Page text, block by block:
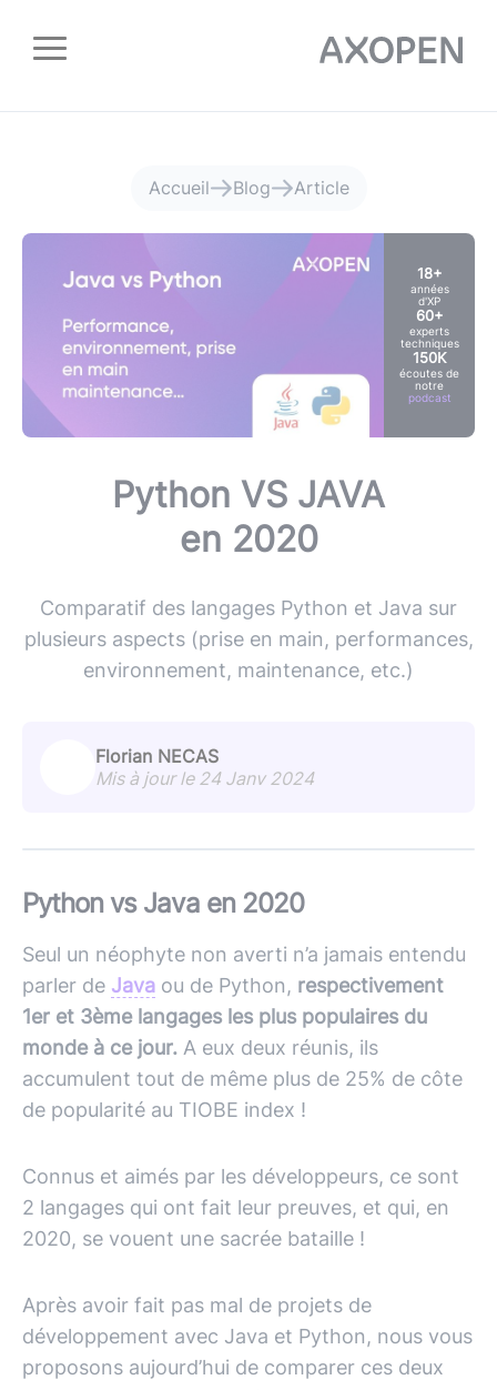
Accueil Blog Article
18+
années
d'XP
60+
experts
techniques
150K
écoutes de
notre
podcast
Python VS JAVA
en 2020
Comparatif des langages Python et Java sur
plusieurs aspects (prise en main, performances,
environnement, maintenance, etc.)
Florian NECAS
Mis à jour le 24 Janv 2024
Python vs Java en 2020
Seul un néophyte non averti n’a jamais entendu
parler de Java ou de Python, respectivement
1er et 3ème langages les plus populaires du
monde à ce jour. A eux deux réunis, ils
accumulent tout de même plus de 25% de côte
de popularité au TIOBE index !
Connus et aimés par les développeurs, ce sont
2 langages qui ont fait leur preuves, et qui, en
2020, se vouent une sacrée bataille !
Après avoir fait pas mal de projets de
développement avec Java et Python, nous vous
proposons aujourd’hui de comparer ces deux